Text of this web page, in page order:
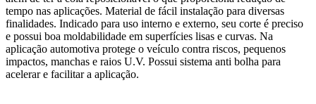
tempo nas aplicações. Material de fácil instalação para diversas
finalidades. Indicado para uso interno e externo, seu corte é preciso
e possui boa moldabilidade em superfícies lisas e curvas. Na
aplicação automotiva protege o veículo contra riscos, pequenos
impactos, manchas e raios U.V. Possui sistema anti bolha para
acelerar e facilitar a aplicação.